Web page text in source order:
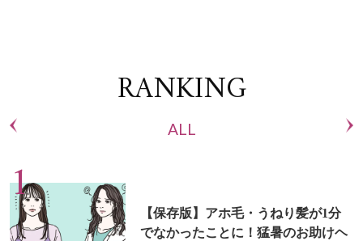
RANKING
ALL
【保存版】アホ毛・うねり髪が1分
でなかったことに！猛暑のお助けヘ